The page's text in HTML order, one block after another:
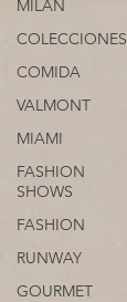
MILAN
COLECCIONES
COMIDA
VALMONT
MIAMI
FASHION
SHOWS
FASHION
RUNWAY
GOURMET